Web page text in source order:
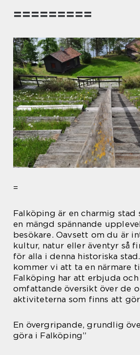
=========
=
Falköping är en charmig stad
en mängd spännande
besökare. Oavsett om du är
kultur, natur eller äventyr så
för alla i denna historiska
kommer vi att ta en närmare
Falköping har att erbjuda
omfattande översikt över de
aktiviteterna som finns att
En övergripande, grundlig
göra i Falköping”